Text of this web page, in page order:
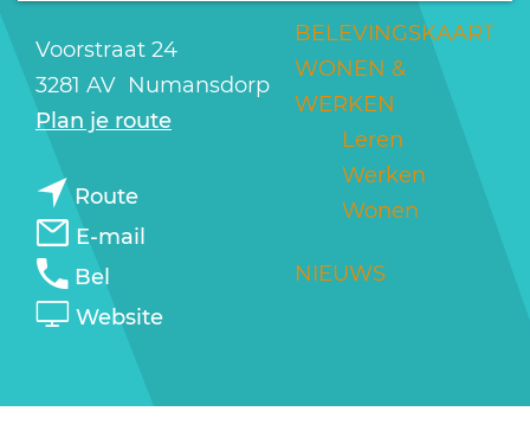
BELEVINGSKAART
WONEN &
WERKEN
Leren
Werken
Wonen
NIEUWS
Voorstraat 24
3281 AV Numansdorp
Plan je routen
l
Routen
a
H
t
E-mail
o
Bel
o
l
Websitev